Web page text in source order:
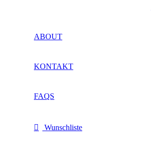
ABOUT
KONTAKT
FAQS
Wunschliste